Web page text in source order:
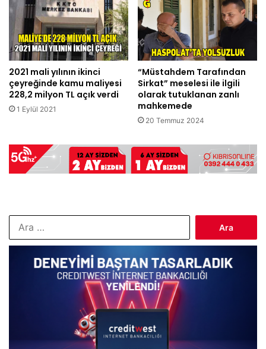
2021 mali yılının ikinci
çeyreğinde kamu maliyesi
228,2 milyon TL açık verdi
1 Eylül 2021
“Müstahdem Tarafından
Sirkat” meselesi ile ilgili
olarak tutuklanan zanlı
mahkemede
20 Temmuz 2024